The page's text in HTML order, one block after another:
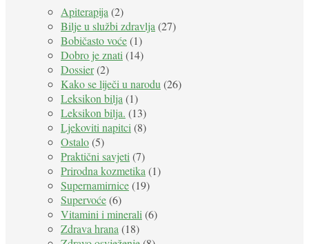
Apiterapija (2)
Bilje u službi zdravlja (27)
Bobičasto voće(1)
Dobro je znati (14)
Dossier(2)
Kako se liječi u narodu (26)
Leksikon bilja (1)
Leksikon bilja. (13)
Ljekoviti napitci (8)
Ostalo(5)
Praktični savjeti (7)
Prirodna kozmetika (1)
Supernamirnice(19)
Supervoće(6)
Vitamini i minerali (6)
Zdrava hrana (18)